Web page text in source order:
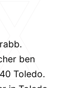
ben
Toledo.